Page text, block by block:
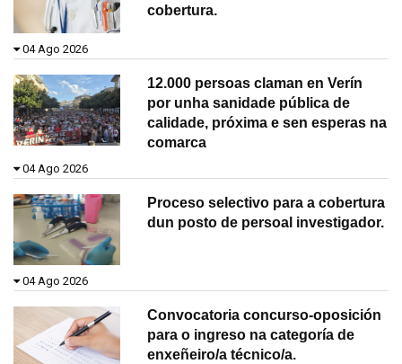
cobertura.
04 Ago 2026
12.000 persoas claman en Verín
por unha sanidade pública de
calidade, próxima e sen esperas na
comarca
04 Ago 2026
Proceso selectivo para a cobertura
dun posto de persoal investigador.
04 Ago 2026
Convocatoria concurso-oposición
para o ingreso na categoría de
enxeñeiro/a técnico/a.